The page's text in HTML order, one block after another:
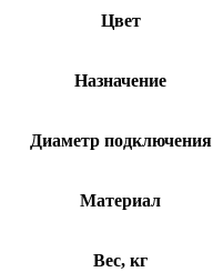
Цвет
Назначение
Диаметр подключения
Материал
Вес, кг